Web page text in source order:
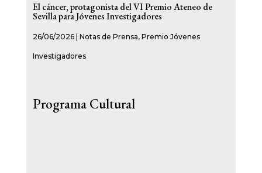
El cáncer, protagonista del VI Premio Ateneo de
Sevilla para Jóvenes Investigadores
26/06/2026| Notas de Prensa, Premio Jóvenes
Investigadores
Programa Cultural